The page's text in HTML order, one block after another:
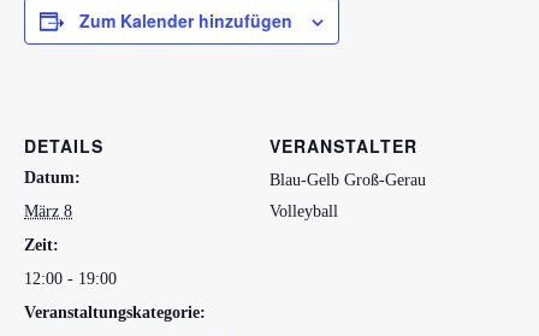
Zum Kalender hinzufügen
DETAILS
Datum:
März 8
Zeit:
12:00 - 19:00
Veranstaltungskategorie:
VERANSTALTER
Blau-Gelb Groß-Gerau
Volleyball